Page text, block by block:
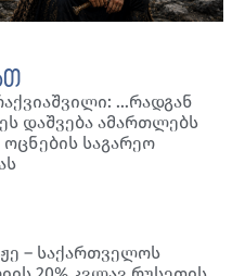
…რადგან
დაშვება ამართლებს
საგარეო
– საქართველოს